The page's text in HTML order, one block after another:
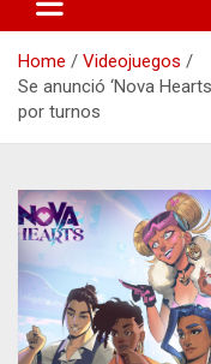
Home
Videojuegos
Se anunció ‘Nova
por turnos